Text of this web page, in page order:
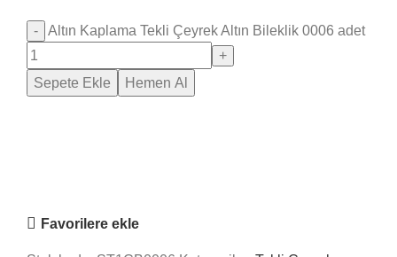
Altın Kaplama Tekli Çeyrek Altın Bileklik 0006 adet
Sepete Ekle Hemen Al
Favorilere ekle